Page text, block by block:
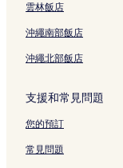
雲林飯店
沖繩南部飯店
沖繩北部飯店
支援和常見問題
您的預訂
常見問題